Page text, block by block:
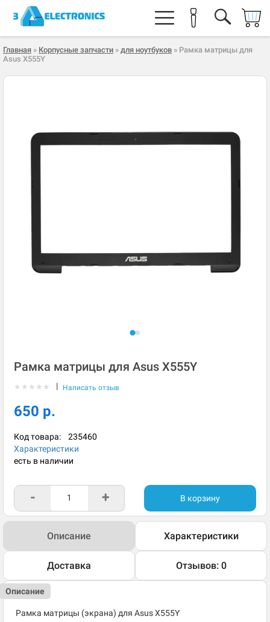
Главная » Корпусные запчасти » для ноутбуков » Рамка матрицы для
Asus X555Y
Рамка матрицы для Asus X555Y
★ ★ ★ ★ ★ | Написать отзыв
650 р.
Код товара: 235460
Характеристики
есть в наличии
- + В корзину
Описание Характеристики
Доставка Отзывов: 0
Описание
Рамка матрицы (экрана) для Asus X555Y